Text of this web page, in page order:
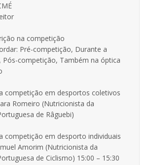
na competição
Pré-competição, Durante a
Pós-competição, Também na óptica
competição em desportos coletivos
Romeiro (Nutricionista da
de Râguebi)
competição em desporto individuais
Amorim (Nutricionista da
de Ciclismo) 15:00 – 15:30